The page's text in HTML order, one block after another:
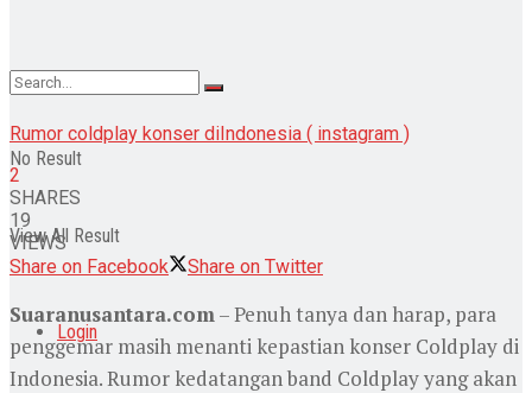
No Result
View All Result
Login
Rumor coldplay konser diIndonesia ( instagram )
2
SHARES
19
VIEWS
Share on Facebook
Share on Twitter
Suaranusantara.com– Penuh tanya dan harap, para
penggemar masih menanti kepastian konser Coldplay di
Indonesia. Rumor kedatangan band Coldplay yang akan